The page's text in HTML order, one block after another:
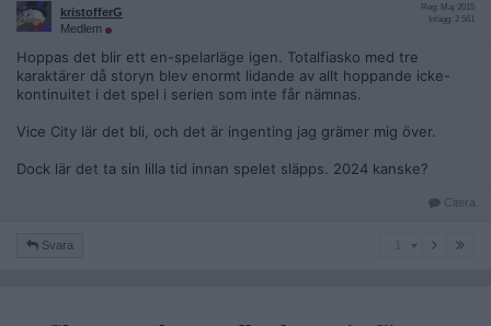
kristofferG
Medlem
Reg: Maj 2015
Inlägg: 2 561
Hoppas det blir ett en-spelarläge igen. Totalfiasko med tre
karaktärer då storyn blev enormt lidande av allt hoppande icke-
kontinuitet i det spel i serien som inte får nämnas.
Vice City lär det bli, och det är ingenting jag grämer mig över.
Dock lär det ta sin lilla tid innan spelet släpps. 2024 kanske?
Citera
Svara